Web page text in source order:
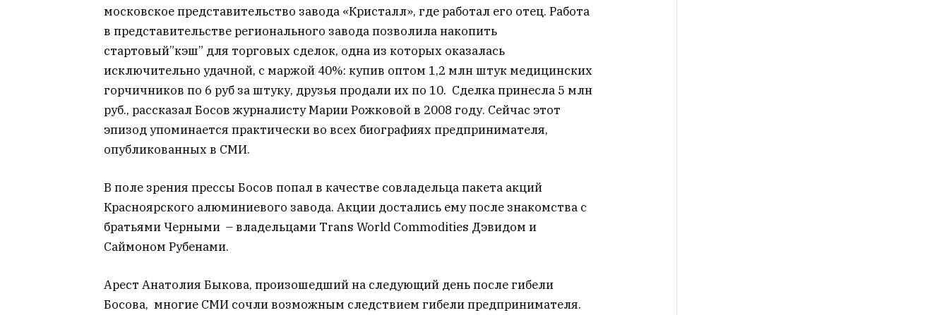
московское представительство завода «Кристалл», где работал его отец. Работа
в представительстве регионального завода позволила накопить
стартовый”кэш” для торговых сделок, одна из которых оказалась
исключительно удачной, с маржой 40%: купив оптом 1,2 млн штук медицинских
горчичников по 6 руб за штуку, друзья продали их по 10. Сделка принесла 5 млн
руб., рассказал Босов журналисту Марии Рожковой в 2008 году. Сейчас этот
эпизод упоминается практически во всех биографиях предпринимателя,
опубликованных в СМИ.
В поле зрения прессы Босов попал в качестве совладельца пакета акций
Красноярского алюминиевого завода. Акции достались ему после знакомства с
братьями Черными – владельцами Trans World Commodities Дэвидом и
Саймоном Рубенами.
Арест Анатолия Быкова, произошедший на следующий день после гибели
Босова, многие СМИ сочли возможным следствием гибели предпринимателя.